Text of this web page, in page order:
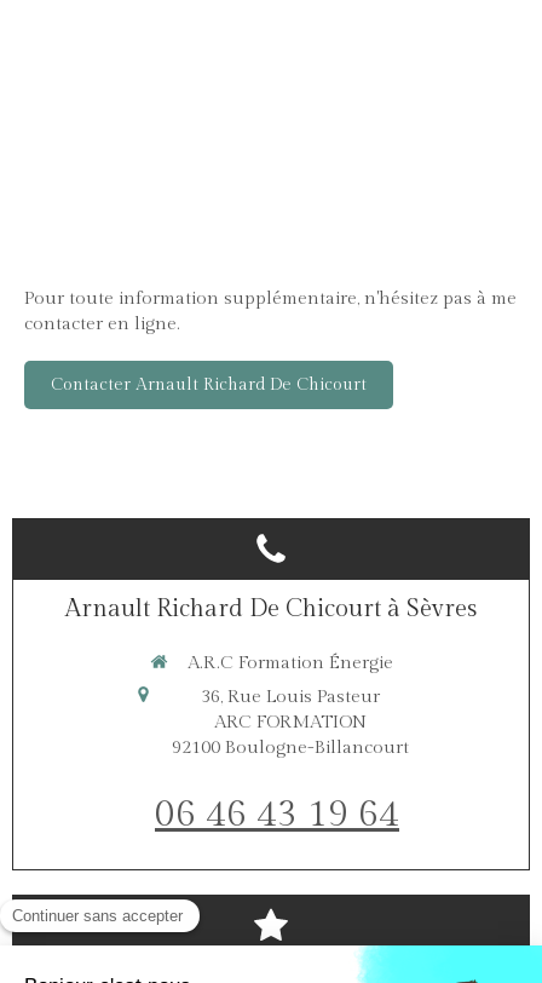
Pour toute information supplémentaire, n'hésitez pas à me
contacter en ligne.
Contacter Arnault Richard De Chicourt
Arnault Richard De Chicourt à Sèvres
A.R.C Formation Énergie
36, Rue Louis Pasteur
ARC FORMATION
92100 Boulogne-Billancourt
06 46 43 19 64